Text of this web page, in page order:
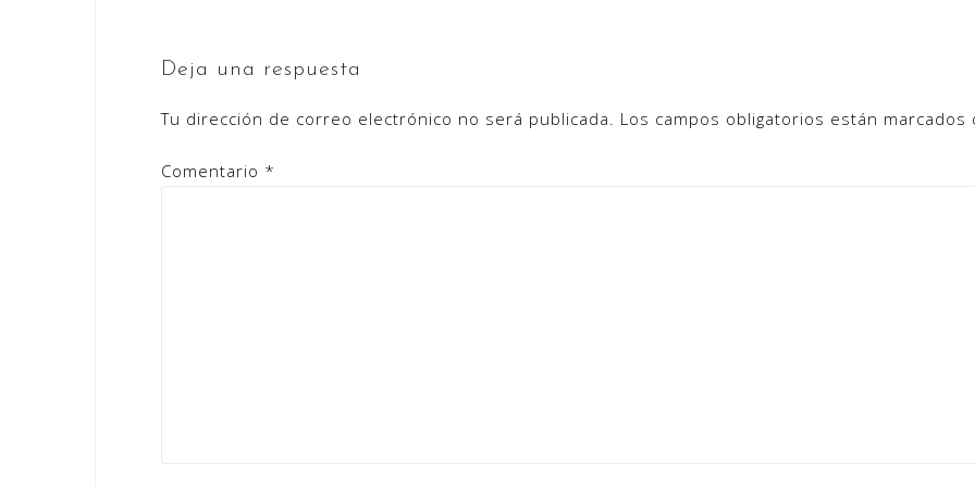
Deja una respuesta
Tu dirección de correo electrónico no será publicada. Los campos obligatorios están marcados
Comentario *